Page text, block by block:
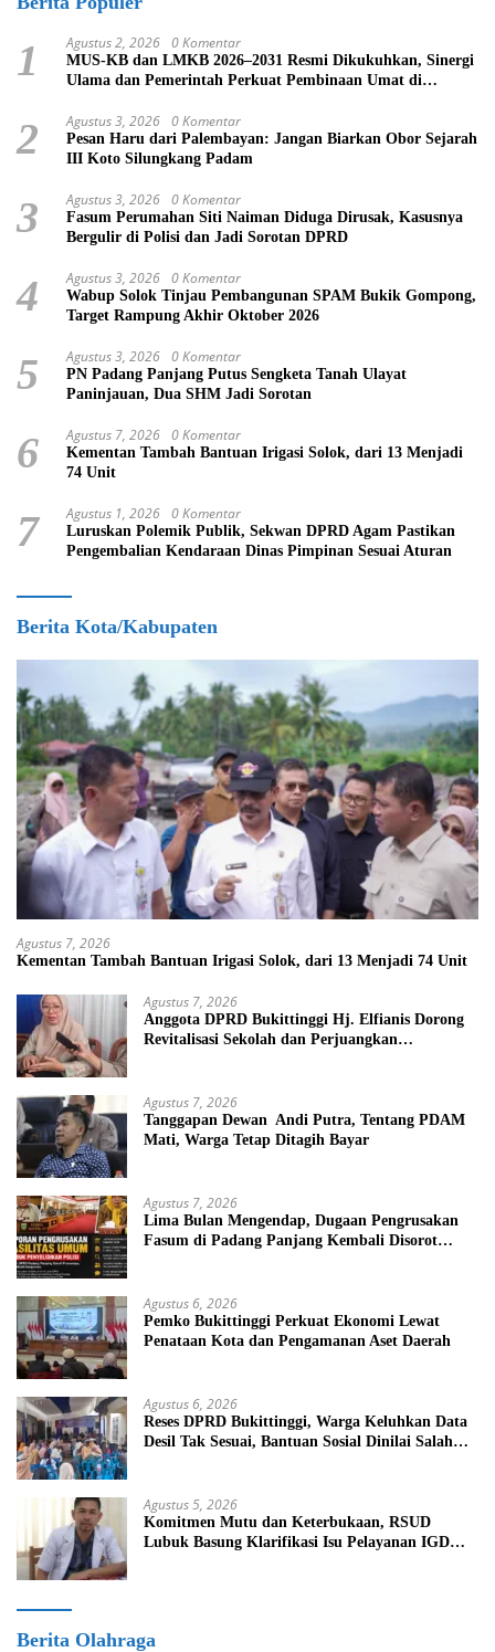
1 Agustus 2, 2026 0 Komentar
MUS-KB dan LMKB 2026–2031 Resmi Dikukuhkan, Sinergi
Ulama dan Pemerintah Perkuat Pembinaan Umat di
2 Agustus 3, 2026 0 Komentar
Pesan Haru dari Palembayan: Jangan Biarkan Obor Sejarah
III Koto Silungkang Padam
3 Agustus 3, 2026 0 Komentar
Fasum Perumahan Siti Naiman Diduga Dirusak, Kasusnya
Bergulir di Polisi dan Jadi Sorotan DPRD
4 Agustus 3, 2026 0 Komentar
Wabup Solok Tinjau Pembangunan SPAM Bukik Gompong,
Target Rampung Akhir Oktober 2026
5 Agustus 3, 2026 0 Komentar
PN Padang Panjang Putus Sengketa Tanah Ulayat
Paninjauan, Dua SHM Jadi Sorotan
6 Agustus 7, 2026 0 Komentar
Kementan Tambah Bantuan Irigasi Solok, dari 13 Menjadi
74 Unit
7 Agustus 1, 2026 0 Komentar
Luruskan Polemik Publik, Sekwan DPRD Agam Pastikan
Pengembalian Kendaraan Dinas Pimpinan Sesuai Aturan
Berita Kota/Kabupaten
Agustus 7, 2026
Kementan Tambah Bantuan Irigasi Solok, dari 13 Menjadi 74 Unit
Agustus 7, 2026
Anggota DPRD Bukittinggi Hj. Elfianis Dorong
Revitalisasi Sekolah dan Perjuangkan
Agustus 7, 2026
Tanggapan Dewan Andi Putra, Tentang PDAM
Mati, Warga Tetap Ditagih Bayar
Agustus 7, 2026
Lima Bulan Mengendap, Dugaan Pengrusakan
Fasum di Padang Panjang Kembali Disorot
Agustus 6, 2026
Pemko Bukittinggi Perkuat Ekonomi Lewat
Penataan Kota dan Pengamanan Aset Daerah
Agustus 6, 2026
Reses DPRD Bukittinggi, Warga Keluhkan Data
Desil Tak Sesuai, Bantuan Sosial Dinilai Salah
Agustus 5, 2026
Komitmen Mutu dan Keterbukaan, RSUD
Lubuk Basung Klarifikasi Isu Pelayanan IGD
Berita Olahraga